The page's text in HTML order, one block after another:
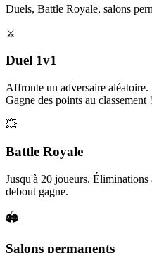
Duels, Battle Royale, salons
⚔️
Duel 1v1
Affronte un adversaire aléatoire.
Gagne des points au classement !
💥
Battle Royale
Jusqu'à 20 joueurs.
debout gagne.
🏟️
Salons permanents